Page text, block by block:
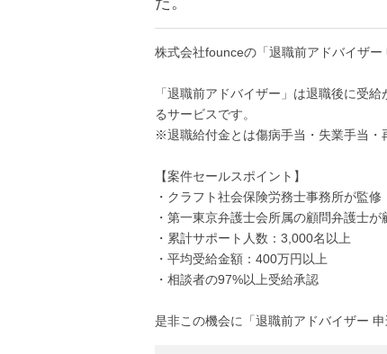
株式会社founceの「退職前アドバイザー
「退職前アドバイザー」は退職後に受
るサービスです。
※退職給付金とは傷病手当・失業手当・
【案件セールスポイント】
・クラフト社会保険労務士事務所が監修
・第一東京弁護士会所属の顧問弁護士
・累計サポート人数：3,000名以上
・平均受給金額：400万円以上
・相談者の97%以上受給承認
是非この機会に「退職前アドバイザー